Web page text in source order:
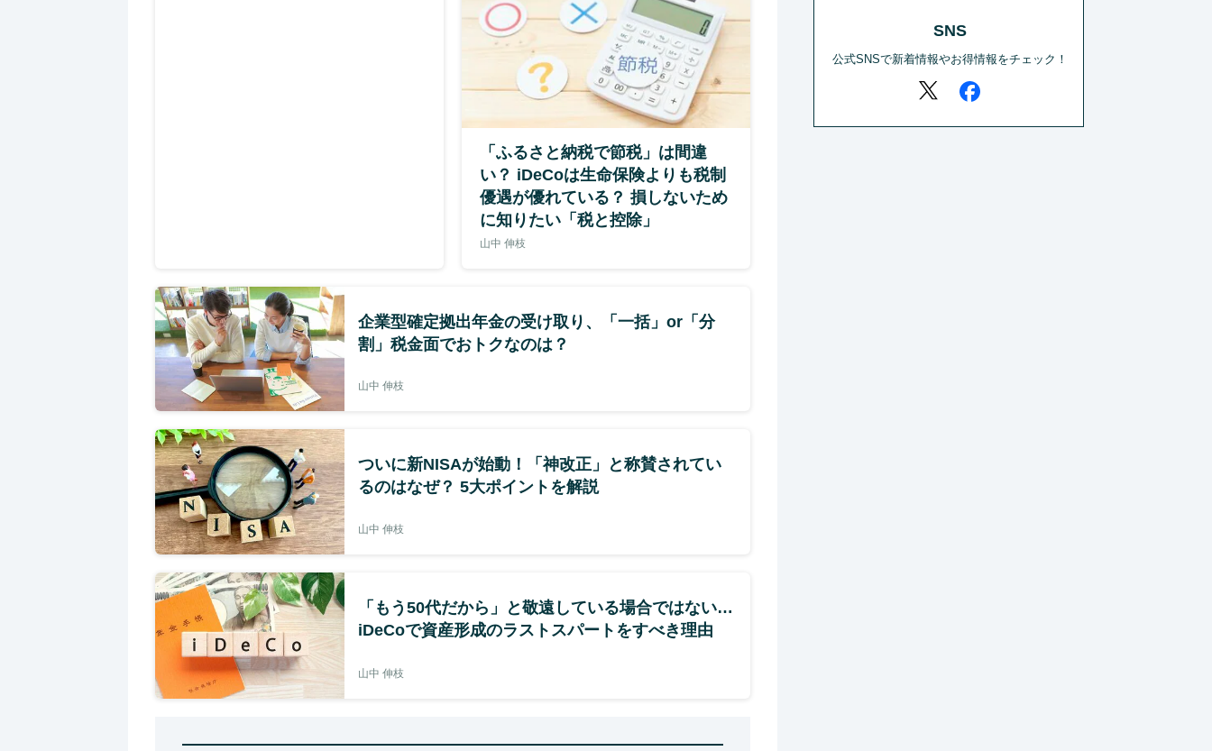
「ふるさと納税で節税」は間違
い？ iDeCoは生命保険よりも税制
優遇が優れている？ 損しないため
に知りたい「税と控除」
山中 伸枝
企業型確定拠出年金の受け取り、「一括」or「分
割」税金面でおトクなのは？
山中 伸枝
ついに新NISAが始動！「神改正」と称賛されてい
るのはなぜ？ 5大ポイントを解説
山中 伸枝
「もう50代だから」と敬遠している場合ではない…
iDeCoで資産形成のラストスパートをすべき理由
山中 伸枝
SNS
公式SNSで新着情報やお得情報をチェック！